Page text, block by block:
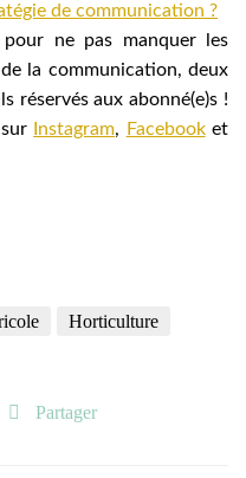
de communication ?
ne pas manquer les
la communication, deux
réservés aux abonné(e)s !
Instagram, Facebooket
Horticulture
Partager